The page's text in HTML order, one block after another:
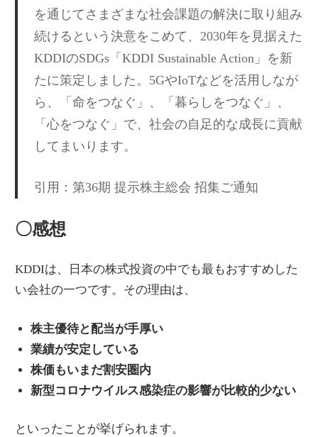
を通じてさまざまな社会課題の解決に取り組み
続けるという決意をこめて、2030年を見据えた
KDDIのSDGs「KDDI Sustainable Action」を新
たに策定しました。5GやIoTなどを活用しなが
ら、「命をつなぐ」、「暮らしをつなぐ」、
「心をつなぐ」で、社会の自足的な成長に貢献
してまいります。
引用：第36期 提示株主総会 招集ご通知
〇感想
KDDIは、日本の株式投資の中でも最もおすすめした
い会社の一つです。その理由は、
株主優待と配当が手厚い
業績が安定している
株価もいまだ割安圏内
新型コロナウイルス感染症の影響が比較的少ない
といったことが挙げられます。